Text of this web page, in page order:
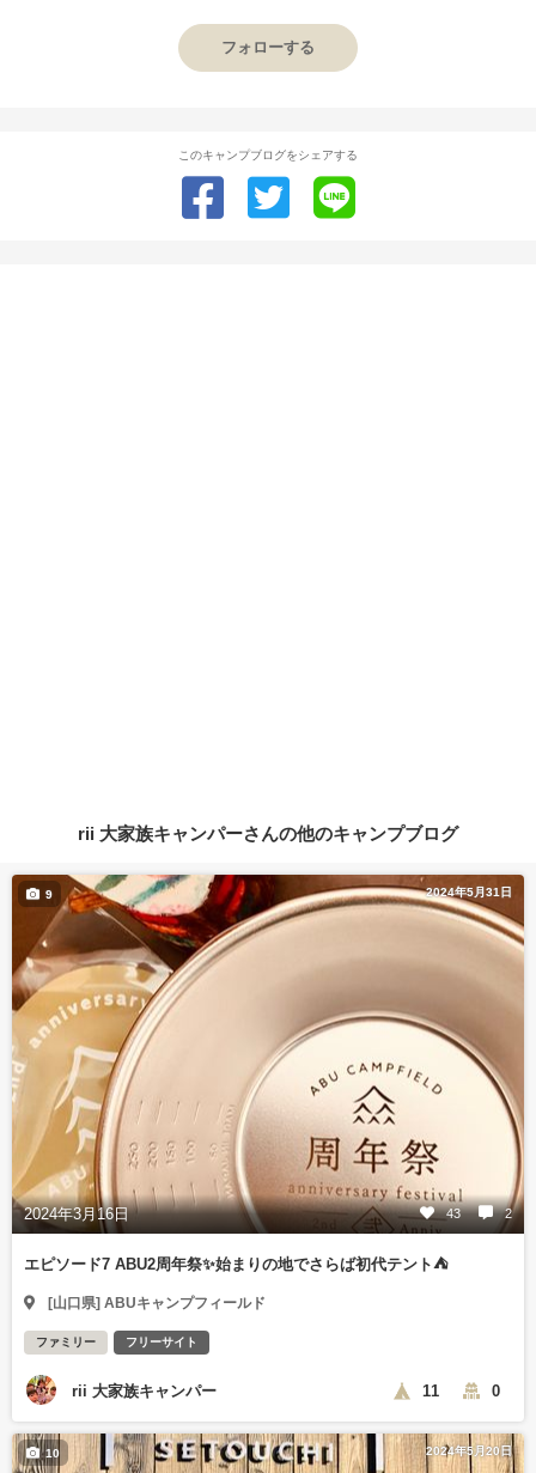
フォローする
このキャンプブログをシェアする
rii 大家族キャンパーさんの他のキャンプブログ
2024年5月31日
2024年3月16日 43 2
9
エピソード7 ABU2周年祭✨始まりの地でさらば初代テント⛺️
[山口県] ABUキャンプフィールド
ファミリー フリーサイト
rii 大家族キャンパー 11 0
2024年5月20日
10